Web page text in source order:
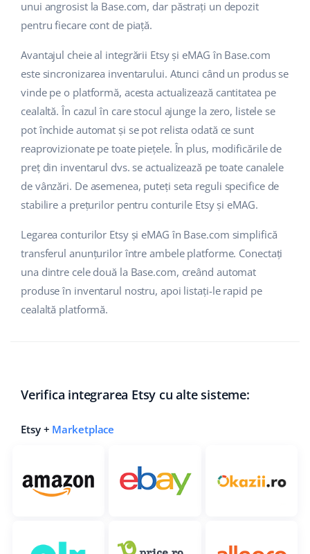
ContactItaliano
polski
português (BR)
română
unui angrosist la Base.com, dar păstrați un depozit
pentru fiecare cont de piață.
Avantajul cheie al integrării Etsy și eMAG în Base.com
este sincronizarea inventarului. Atunci când un produs se
vinde pe o platformă, acesta actualizează cantitatea pe
cealaltă. În cazul în care stocul ajunge la zero, listele se
pot închide automat și se pot relista odată ce sunt
reaprovizionate pe toate piețele. În plus, modificările de
preț din inventarul dvs. se actualizează pe toate canalele
de vânzări. De asemenea, puteți seta reguli specifice de
stabilire a prețurilor pentru conturile Etsy și eMAG.
Legarea conturilor Etsy și eMAG în Base.com simplifică
transferul anunțurilor între ambele platforme. Conectați
una dintre cele două la Base.com, creând automat
produse în inventarul nostru, apoi listați-le rapid pe
cealaltă platformă.
Verifica integrarea Etsy cu alte sisteme:
Etsy + Marketplace